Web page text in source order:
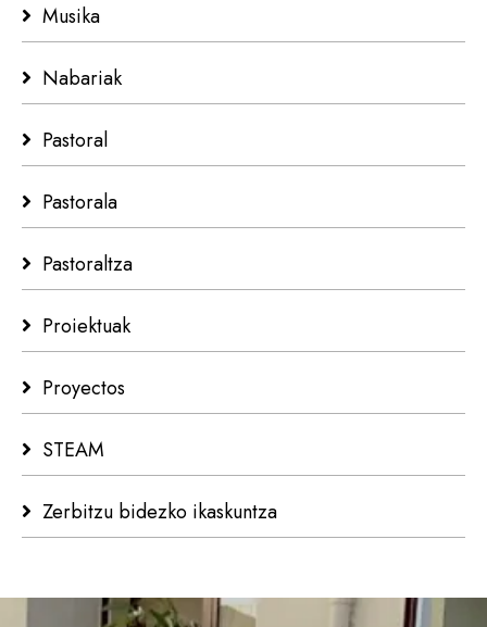
Musika
Nabariak
Pastoral
Pastorala
Pastoraltza
Proiektuak
Proyectos
STEAM
Zerbitzu bidezko ikaskuntza